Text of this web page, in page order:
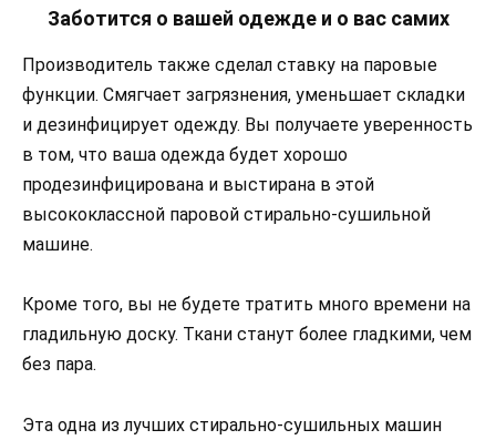
Заботится о вашей одежде и о вас самих
Производитель также сделал ставку на паровые
функции. Смягчает загрязнения, уменьшает складки
и дезинфицирует одежду. Вы получаете уверенность
в том, что ваша одежда будет хорошо
продезинфицирована и выстирана в этой
высококлассной паровой стирально-сушильной
машине.
Кроме того, вы не будете тратить много времени на
гладильную доску. Ткани станут более гладкими, чем
без пара.
Эта одна из лучших стирально-сушильных машин